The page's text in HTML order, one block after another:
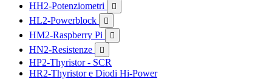
HH2-Potenziometri

HL2-Powerblock 
HM2-Raspberry Pi 
HN2-Resistenze 
HP2-Thyristor - SCR
HR2-Thyristor e Diodi Hi-Power